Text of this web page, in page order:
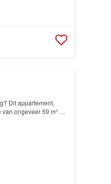
Dit appartement,
ongeveer 59 m² en